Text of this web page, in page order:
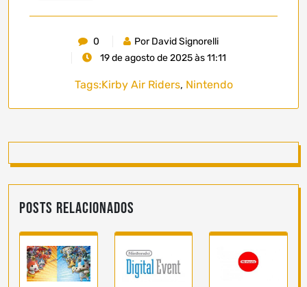
0
Por David Signorelli
19 de agosto de 2025 às 11:11
Tags:Kirby Air Riders, Nintendo
Posts Relacionados